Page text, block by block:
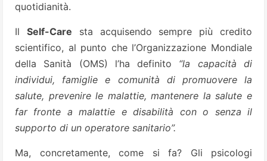
quotidianità.
Il Self-Care sta acquisendo sempre più credito
scientifico, al punto che l’Organizzazione Mondiale
della Sanità (OMS) l’ha definito “la capacità di
individui, famiglie e comunità di promuovere la
salute, prevenire le malattie, mantenere la salute e
far fronte a malattie e disabilità con o senza il
supporto di un operatore sanitario”.
Ma, concretamente, come si fa? Gli psicologi